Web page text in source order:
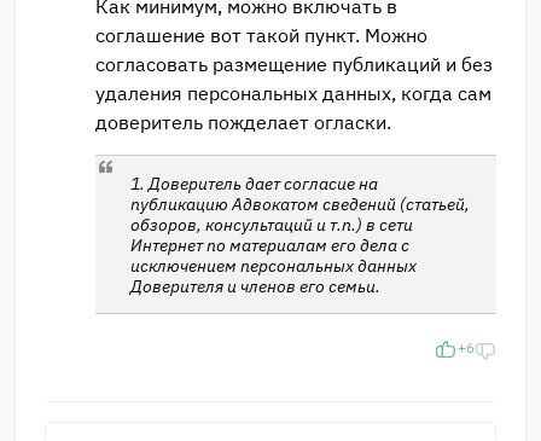
Как минимум, можно включать в
соглашение вот такой пункт. Можно
согласовать размещение публикаций и без
удаления персональных данных, когда сам
доверитель пожделает огласки.
1. Доверитель дает согласие на
публикацию Адвокатом сведений (статьей,
обзоров, консультаций и т.п.) в сети
Интернет по материалам его дела с
исключением персональных данных
Доверителя и членов его семьи.
+6